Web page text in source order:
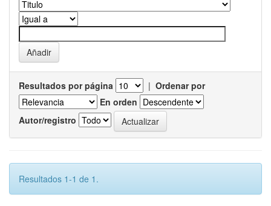
Resultados por página | Ordenar por
En orden
Autor/registro
Resultados 1-1 de 1.